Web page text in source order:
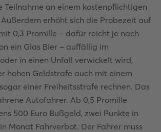
Teilnahme an einem kostenpflichtigen
erhöht sich die Probezeit auf
0,3 Promille – dafür reicht je nach
ein Glas Bier – auffällig im
in einen Unfall verwickelt wird,
hohen Geldstrafe auch mit einem
einer Freiheitsstrafe rechnen. Das
Autofahrer. Ab 0,5 Promille
500 Euro Bußgeld, zwei Punkte in
Monat Fahrverbot. Der Fahrer muss